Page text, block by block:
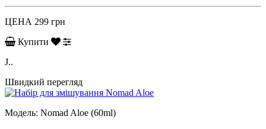
ЦЕНА 299 грн
Купити
J..
Швидкий перегляд
Модель: Nomad Aloe (60ml)